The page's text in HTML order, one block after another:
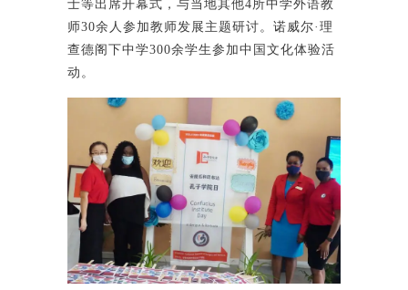
士等出席开幕式，与当地其他4所中学外语教
师30余人参加教师发展主题研讨。诺威尔·理
查德阁下中学300余学生参加中国文化体验活
动。